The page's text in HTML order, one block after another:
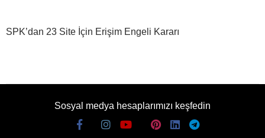
SPK’dan 23 Site İçin Erişim Engeli Kararı
Sosyal medya hesaplarımızı keşfedin